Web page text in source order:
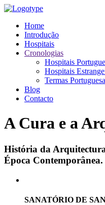
Home
Introdução
Hospitais
Cronologias
Hospitais
Hospitais
Termas
Blog
Contacto
A Cura e a
História da
Época Contemporânea.
SANATÓRIO DE